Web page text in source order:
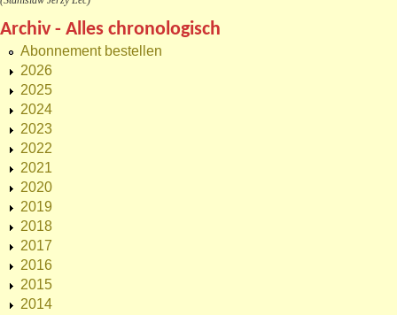
Archiv - Alles chronologisch
Abonnement bestellen
2026
2025
2024
2023
2022
2021
2020
2019
2018
2017
2016
2015
2014